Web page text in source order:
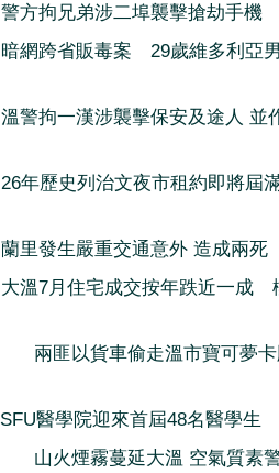
警方拘兄弟涉二埠襲擊搶劫手機
暗網跨省販毒案 29歲維多利亞
溫警拘一漢涉襲擊保安及途人 並
26年歷史列治文夜市租約即將屆
蘭里發生嚴重交通意外 造成兩死
大溫7月住宅成交按年跌近一成
兩匪以貨車偷走溫市寶可夢
SFU醫學院迎來首屆48名醫學生
山火煙霧蔓延大溫 空氣質素